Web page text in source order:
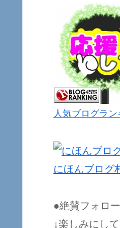
人気ブログラ
にほんブログ
●絶賛フォロ
↓楽しみにし